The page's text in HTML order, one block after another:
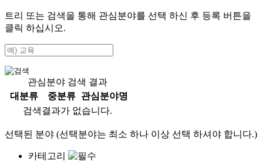
트리 또는 검색을 통해 관심분야를 선택 하신 후 등록 버튼을
클릭 하십시오.
관심분야 검색 결과
대분류
중분류
관심분야명
검색결과가 없습니다.
선택된 분야 (선택분야는 최소 하나 이상 선택 하셔야 합니다.)
카테고리